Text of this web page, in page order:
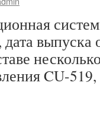
выпуска
CU-